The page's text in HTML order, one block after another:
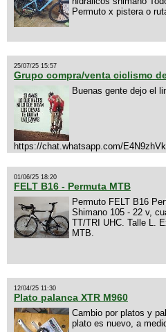
Permuto x pistera o
25/07/25 15:57
Grupo compra/venta ciclismo
Buenas gente dejo el
https://chat.whatsapp.com/
01/06/25 18:20
FELT B16 - Permuta MTB
Permuto FELT B16
Shimano 105 - 22 v,
TT/TRI UHC. Talle L.
MTB.
12/04/25 11:30
Plato palanca XTR M960
Cambio por platos y
plato es nuevo, a